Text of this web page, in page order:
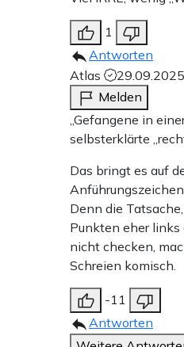
1
Antworten
Atlas
Melden
„Gefangene in
selbsterklärte
Das bringt es auf
Denn die
Punkten eher links
nicht checken,
Schreien komisch.
-11
Antworten